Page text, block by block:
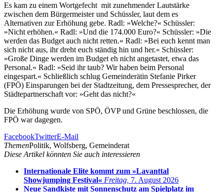
Es kam zu einem Wortgefecht mit zunehmender Lautstärke
zwischen dem Bürgermeister und Schüssler, laut dem es
Alternativen zur Erhöhung gebe. Radl: »Welche?« Schüssler:
»Nicht erhöhen.« Radl: »Und die 174.000 Euro?« Schüssler: »Die
werden das Budget auch nicht retten.« Radl: »Bei euch kennt man
sich nicht aus, ihr dreht euch ständig hin und her.« Schüssler:
»Große Dinge werden im Budget eh nicht angetastet, etwa das
Personal.« Radl: »Seid ihr taub? Wir haben beim Personal
eingespart.« Schließlich schlug Gemeinderätin Stefanie Pirker
(FPÖ) Einsparungen bei der Stadtzeitung, dem Pressesprecher, der
Städtepartnerschaft vor: »Geht das nicht?«
Die Erhöhung wurde von SPÖ, ÖVP und Grüne beschlossen, die
FPÖ war dagegen.
FacebookTwitterE-Mail
ThemenPolitik, Wolfsberg, Gemeinderat
Diese Artikel könnten Sie auch interessieren
Internationale Elite kommt zum »Lavanttal
Showjumping Festival« Freitag, 7. August 2026
Neue Sandkiste mit Sonnenschutz am Spielplatz im